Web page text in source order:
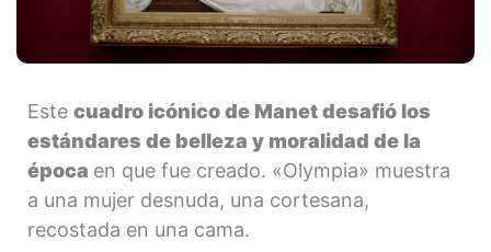
Este cuadro icónico de Manet desafió los
estándares de belleza y moralidad de la
época en que fue creado. «Olympia» muestra
a una mujer desnuda, una cortesana,
recostada en una cama.